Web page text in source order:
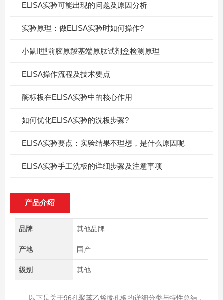
ELISA实验可能出现的问题及原因分析
实验原理：做ELISA实验时如何操作?
小鼠Ⅱ型前胶原羧基端原肽试剂盒检测原理
ELISA操作流程及技术要点
酶标板在ELISA实验中的核心作用
如何优化ELISA实验的洗板步骤?
ELISA实验要点：实验结果不理想，是什么原因呢
ELISA实验手工洗板的详细步骤及注意事项
产品介绍
品牌 其他品牌
产地 国产
级别 其他
以下是关于‌96孔聚苯乙烯微孔板‌的详细分类与特性总结，